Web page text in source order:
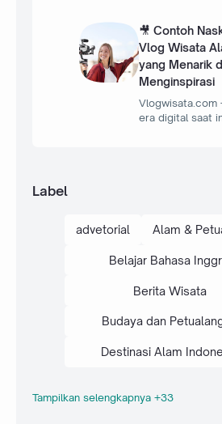
🎥 Contoh
Vlog Wisata
yang Menarik
Menginspirasi
Vlogwisata.com - Dalam
era digital saat
Label
advetorial Alam &
Belajar Bahasa
Berita Wisata
Budaya dan
Destinasi Alam
Destinasi Wisata
Tampilkan selengkapnya +33